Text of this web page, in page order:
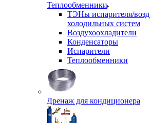
Теплообменники
ТЭНы испарителя/
холодильных систем
Воздухоохладители
Конденсаторы
Испарители
Теплообменники
Дренаж для кондиционера